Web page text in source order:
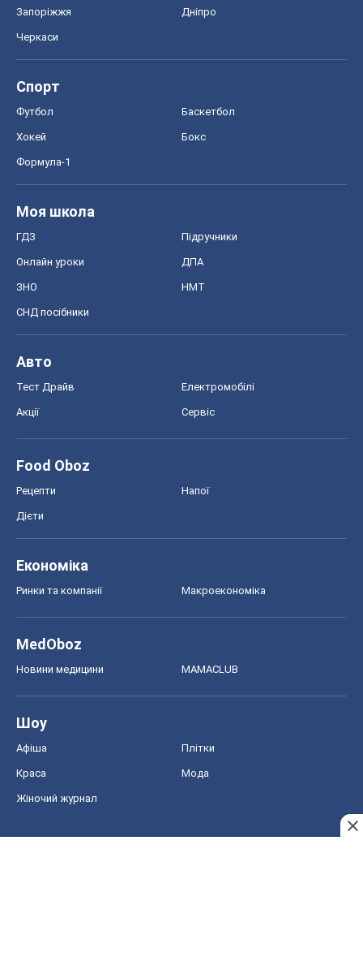
Запоріжжя Дніпро
Черкаси
Спорт
Футбол Баскетбол
Хокей Бокс
Формула-1
Моя школа
ГДЗ Підручники
Онлайн уроки ДПА
ЗНО НМТ
СНД посібники
Авто
Тест Драйв Електромобілі
Акції Сервіс
Food Oboz
Рецепти Напої
Дієти
Економіка
Ринки та компанії Макроекономіка
MedOboz
Новини медицини MAMACLUB
Шоу
Афіша Плітки
Краса Мода
Жіночий журнал